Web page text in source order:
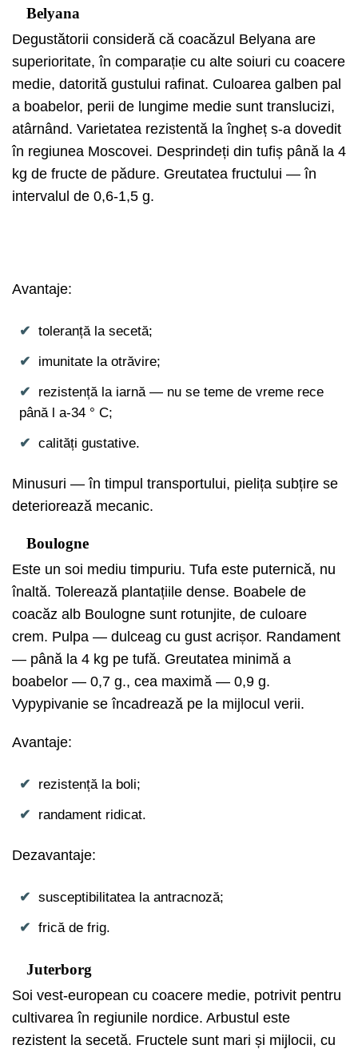
Belyana
Degustătorii consideră că coacăzul Belyana are
superioritate, în comparație cu alte soiuri cu coacere
medie, datorită gustului rafinat. Culoarea galben pal
a boabelor, perii de lungime medie sunt translucizi,
atârnând. Varietatea rezistentă la îngheț s-a dovedit
în regiunea Moscovei. Desprindeți din tufiș până la 4
kg de fructe de pădure. Greutatea fructului — în
intervalul de 0,6-1,5 g.
Avantaje:
toleranță la secetă;
imunitate la otrăvire;
rezistență la iarnă — nu se teme de vreme rece
până l a-34 ° C;
calități gustative.
Minusuri — în timpul transportului, pielița subțire se
deteriorează mecanic.
Boulogne
Este un soi mediu timpuriu. Tufa este puternică, nu
înaltă. Tolerează plantațiile dense. Boabele de
coacăz alb Boulogne sunt rotunjite, de culoare
crem. Pulpa — dulceag cu gust acrișor. Randament
— până la 4 kg pe tufă. Greutatea minimă a
boabelor — 0,7 g., cea maximă — 0,9 g.
Vypypivanie se încadrează pe la mijlocul verii.
Avantaje:
rezistență la boli;
randament ridicat.
Dezavantaje:
susceptibilitatea la antracnoză;
frică de frig.
Juterborg
Soi vest-european cu coacere medie, potrivit pentru
cultivarea în regiunile nordice. Arbustul este
rezistent la secetă. Fructele sunt mari și mijlocii, cu